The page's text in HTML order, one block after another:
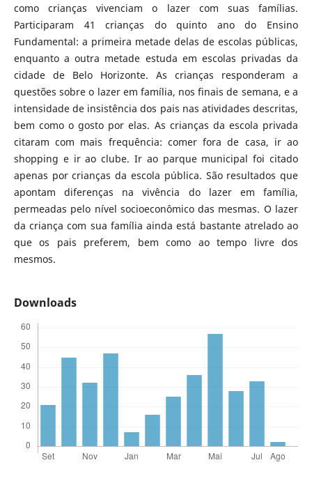
como crianças vivenciam o lazer com suas famílias.
Participaram 41 crianças do quinto ano do Ensino
Fundamental: a primeira metade delas de escolas públicas,
enquanto a outra metade estuda em escolas privadas da
cidade de Belo Horizonte. As crianças responderam a
questões sobre o lazer em família, nos finais de semana, e a
intensidade de insistência dos pais nas atividades descritas,
bem como o gosto por elas. As crianças da escola privada
citaram com mais frequência: comer fora de casa, ir ao
shopping e ir ao clube. Ir ao parque municipal foi citado
apenas por crianças da escola pública. São resultados que
apontam diferenças na vivência do lazer em família,
permeadas pelo nível socioeconômico das mesmas. O lazer
da criança com sua família ainda está bastante atrelado ao
que os pais preferem, bem como ao tempo livre dos
mesmos.
Downloads